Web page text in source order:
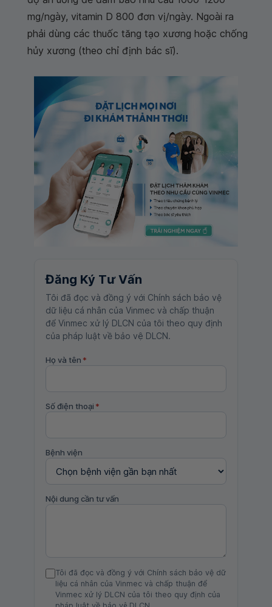
mg/ngày, vitamin D 800 đơn vị/ngày. Ngoài ra
phải dùng các thuốc tăng tạo xương hoặc chống
hủy xương (theo chỉ định bác sĩ).
Đăng Ký Tư Vấn
Tôi đã đọc và đồng ý với Chính sách bảo vệ
dữ liệu cá nhân của Vinmec và chấp thuận
để Vinmec xử lý DLCN của tôi theo quy định
của pháp luật về bảo vệ DLCN.
Họ và tên *
Số điện thoại *
Bệnh viện
Nội dung cần tư vấn
Tôi đã đọc và đồng ý với Chính sách bảo vệ dữ
liệu cá nhân của Vinmec và chấp thuận để
Vinmec xử lý DLCN của tôi theo quy định của